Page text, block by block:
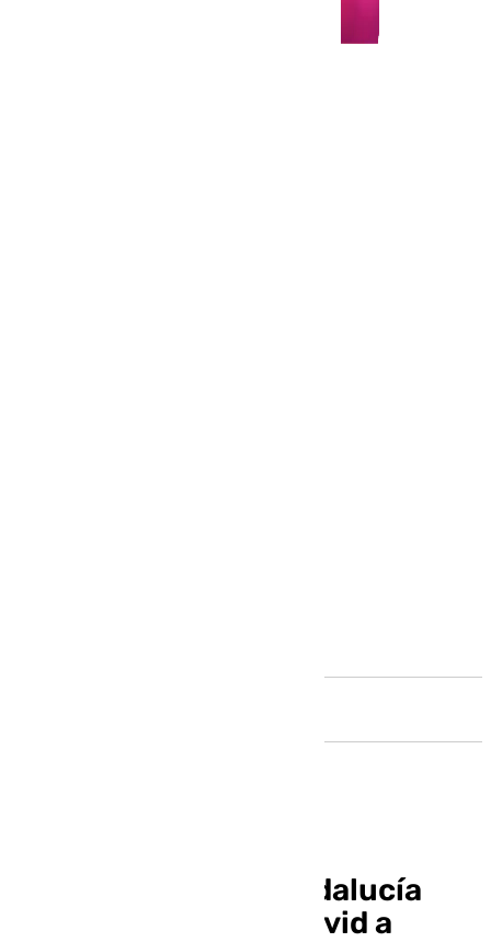
La vacunación en Andalucía
contra la gripe y el covid a